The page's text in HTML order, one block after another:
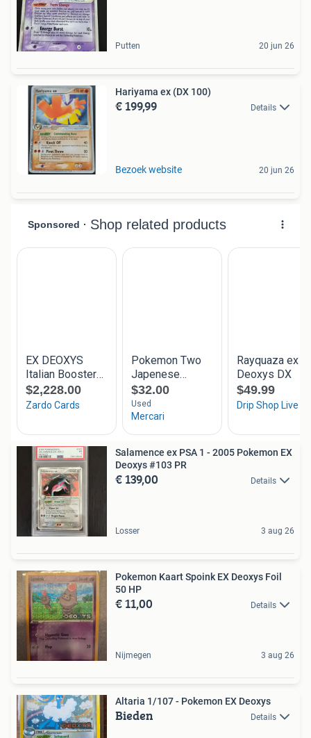
Putten 20 jun 26
Hariyama ex (DX 100)
€ 199,99 Details
Bezoek website 20 jun 26
Salamence ex PSA 1 - 2005 Pokemon EX
Deoxys #103 PR
€ 139,00 Details
Losser 3 aug 26
Pokemon Kaart Spoink EX Deoxys Foil
50 HP
€ 11,00 Details
Nijmegen 3 aug 26
Altaria 1/107 - Pokemon EX Deoxys
Bieden Details